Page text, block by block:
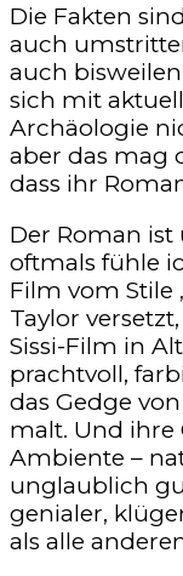
Die Fakten
auch
auch
sich mit
Archäologie
aber das mag
dass ihr
Der Roman ist
oftmals fühle
Film vom Stile
Taylor
Sissi-Film in
prachtvoll,
das Gedge
malt. Und ihre
Ambiente –
unglaublich
genialer,
als alle